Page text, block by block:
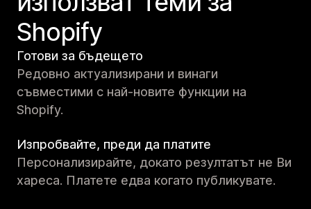
Shopify
Готови за бъдещето
Редовно актуализирани и винаги
съвместими с най-новите функции на
Shopify.
Изпробвайте, преди да платите
Персонализирайте, докато резултатът не Ви
хареса. Платете едва когато публикувате.